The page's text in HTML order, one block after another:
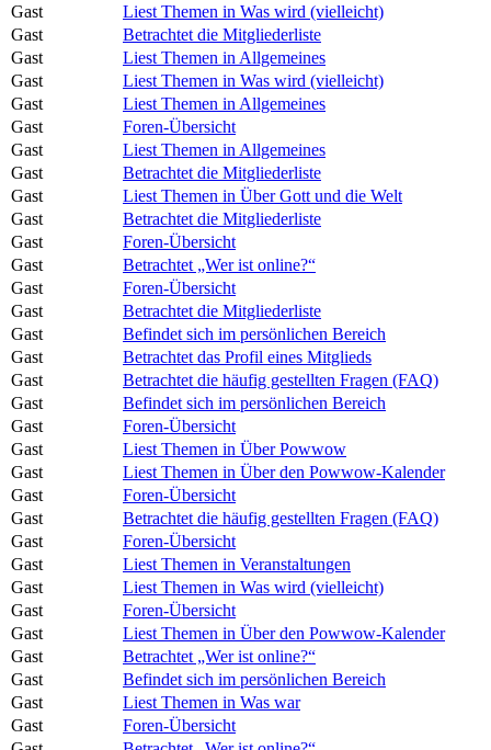
Gast
Liest Themen in Was wird (vielleicht)
Gast
Betrachtet die Mitgliederliste
Gast
Liest Themen in Allgemeines
Gast
Liest Themen in Was wird (vielleicht)
Gast
Liest Themen in Allgemeines
Gast
Foren-Übersicht
Gast
Liest Themen in Allgemeines
Gast
Betrachtet die Mitgliederliste
Gast
Liest Themen in Über Gott und die Welt
Gast
Betrachtet die Mitgliederliste
Gast
Foren-Übersicht
Gast
Betrachtet „Wer ist online?“
Gast
Foren-Übersicht
Gast
Betrachtet die Mitgliederliste
Gast
Befindet sich im persönlichen Bereich
Gast
Betrachtet das Profil eines Mitglieds
Gast
Betrachtet die häufig gestellten Fragen (FAQ)
Gast
Befindet sich im persönlichen Bereich
Gast
Foren-Übersicht
Gast
Liest Themen in Über Powwow
Gast
Liest Themen in Über den Powwow-Kalender
Gast
Foren-Übersicht
Gast
Betrachtet die häufig gestellten Fragen (FAQ)
Gast
Foren-Übersicht
Gast
Liest Themen in Veranstaltungen
Gast
Liest Themen in Was wird (vielleicht)
Gast
Foren-Übersicht
Gast
Liest Themen in Über den Powwow-Kalender
Gast
Betrachtet „Wer ist online?“
Gast
Befindet sich im persönlichen Bereich
Gast
Liest Themen in Was war
Gast
Foren-Übersicht